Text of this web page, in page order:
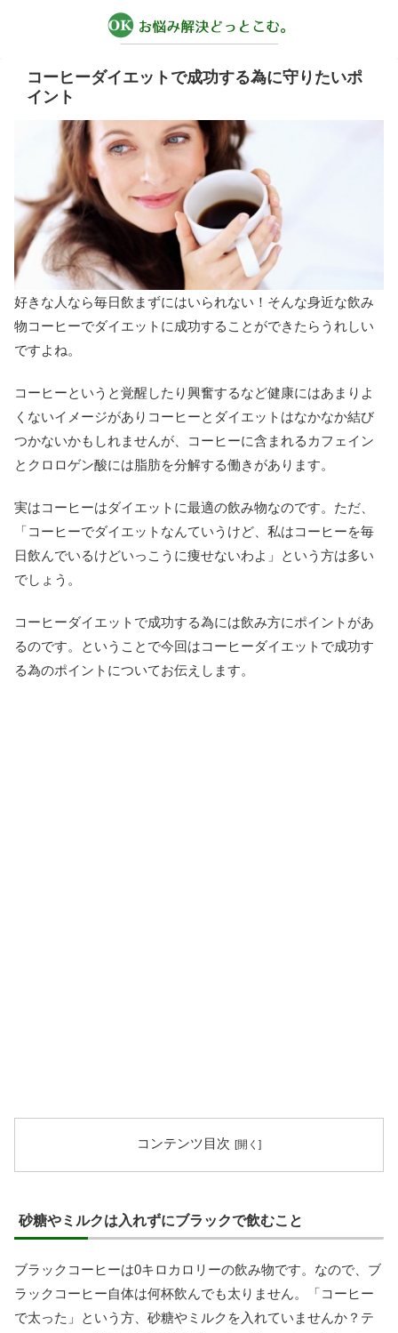
コーヒーダイエットで成功する為に守りたいポ
イント
好きな人なら毎日飲まずにはいられない！そんな身近な飲み
物コーヒーでダイエットに成功することができたらうれしい
ですよね。
コーヒーというと覚醒したり興奮するなど健康にはあまりよ
くないイメージがありコーヒーとダイエットはなかなか結び
つかないかもしれませんが、コーヒーに含まれるカフェイン
とクロロゲン酸には脂肪を分解する働きがあります。
実はコーヒーはダイエットに最適の飲み物なのです。ただ、
「コーヒーでダイエットなんていうけど、私はコーヒーを毎
日飲んでいるけどいっこうに痩せないわよ」という方は多い
でしょう。
コーヒーダイエットで成功する為には飲み方にポイントがあ
るのです。ということで今回はコーヒーダイエットで成功す
る為のポイントについてお伝えします。
コンテンツ目次
砂糖やミルクは入れずにブラックで飲むこと
ブラックコーヒーは0キロカロリーの飲み物です。なので、ブ
ラックコーヒー自体は何杯飲んでも太りません。「コーヒー
で太った」という方、砂糖やミルクを入れていませんか？テ